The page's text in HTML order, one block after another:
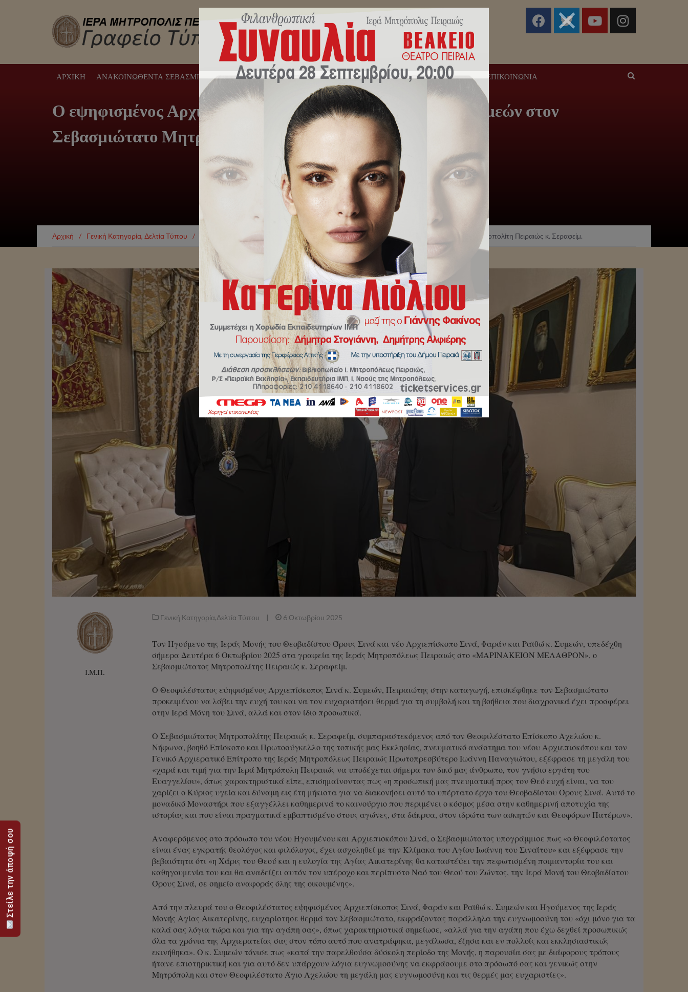
ΑΡΧΙΚΉ ΑΝΑΚΟΙΝΩΘΈΝΤΑ ΣΕΒΑΣΜΙΩΤΆΤΟΥ ΜΗΝΎΜΑΤΑ ΣΕΒΑΣΜΙΩΤΆΤΟΥ ΔΕΛΤΊΑ ΤΎΠΟΥ ΕΚΔΗΛΏΣΕΙΣ ΕΠΙΚΟΙΝΩΝΊΑ
Ο εψηφισμένος Αρχιεπίσκοπος Σινά, Φαράν και Ραϊθώ κ. Συμεών στον
Σεβασμιώτατο Μητροπολίτη Πειραιώς κ. Σεραφείμ.
Αρχική / Γενική Κατηγορία, Δελτία Τύπου / Ο εψηφισμένος Αρχιεπίσκοπος Σινά, Φαράν και Ραϊθώ κ. Συμεών στον Σεβασμιώτατο Μητροπολίτη Πειραιώς κ. Σεραφείμ.
Ι.Μ.Π.
Γενική Κατηγορία,Δελτία Τύπου | 6 Οκτωβρίου 2025
Τον Ηγούμενο της Ιεράς Μονής του Θεοβαδίστου Όρους Σινά και νέο Αρχιεπίσκοπο Σινά, Φαράν και Ραϊθώ κ. Συμεών, υπεδέχθη
σήμερα Δευτέρα 6 Οκτωβρίου 2025 στα γραφεία της Ιεράς Μητροπόλεως Πειραιώς στο «ΜΑΡΙΝΑΚΕΙΟΝ ΜΕΛΑΘΡΟΝ», ο
Σεβασμιώτατος Μητροπολίτης Πειραιώς κ. Σεραφείμ.
Ο Θεοφιλέστατος εψηφισμένος Αρχιεπίσκοπος Σινά κ. Συμεών, Πειραιώτης στην καταγωγή, επισκέφθηκε τον Σεβασμιώτατο
προκειμένου να λάβει την ευχή του και να τον ευχαριστήσει θερμά για τη συμβολή και τη βοήθεια που διαχρονικά έχει προσφέρει
στην Ιερά Μόνη του Σινά, αλλά και στον ίδιο προσωπικά.
Ο Σεβασμιώτατος Μητροπολίτης Πειραιώς κ. Σεραφείμ, συμπαραστεκόμενος από τον Θεοφιλέστατο Επίσκοπο Αχελώου κ.
Νήφωνα, βοηθό Επίσκοπο και Πρωτοσύγκελλο της τοπικής μας Εκκλησίας, πνευματικό ανάστημα του νέου Αρχιεπισκόπου και τον
Γενικό Αρχιερατικό Επίτροπο της Ιεράς Μητροπόλεως Πειραιώς Πρωτοπρεσβύτερο Ιωάννη Παναγιώτου, εξέφρασε τη μεγάλη του
«χαρά και τιμή για την Ιερά Μητρόπολη Πειραιώς να υποδέχεται σήμερα τον δικό μας άνθρωπο, τον γνήσιο εργάτη του
Ευαγγελίου», όπως χαρακτηριστικά είπε, επισημαίνοντας πως «η προσωπική μας πνευματική προς τον Θεό ευχή είναι, να του
χαρίζει ο Κύριος υγεία και δύναμη εις έτη μήκιστα για να διακονήσει αυτό το υπέρτατο έργο του Θεοβαδίστου Όρους Σινά. Αυτό το
μοναδικό Μοναστήρι που εξαγγέλλει καθημερινά το καινούργιο που περιμένει ο κόσμος μέσα στην καθημερινή αποτυχία της
ιστορίας και που είναι πραγματικά εμβαπτισμένο στους αγώνες, στα δάκρυα, στον ιδρώτα των ασκητών και Θεοφόρων Πατέρων».
Αναφερόμενος στο πρόσωπο του νέου Ηγουμένου και Αρχιεπισκόπου Σινά, ο Σεβασμιώτατος υπογράμμισε πως «ο Θεοφιλέστατος
είναι ένας εγκρατής θεολόγος και φιλόλογος, έχει ασχοληθεί με την Κλίμακα του Αγίου Ιωάννη του Σιναΐτου» και εξέφρασε την
βεβαιότητα ότι «η Χάρις του Θεού και η ευλογία της Αγίας Αικατερίνης θα καταστέψει την πεφωτισμένη ποιμαντορία του και
καθηγουμενία του και θα αναδείξει αυτόν τον υπέροχο και περίπυστο Ναό του Θεού του Ζώντος, την Ιερά Μονή του Θεοβαδίστου
Όρους Σινά, σε σημείο αναφοράς όλης της οικουμένης».
Από την πλευρά του ο Θεοφιλέστατος εψηφισμένος Αρχιεπίσκοπος Σινά, Φαράν και Ραϊθώ κ. Συμεών και Ηγούμενος της Ιεράς
Μονής Αγίας Αικατερίνης, ευχαρίστησε θερμά τον Σεβασμιώτατο, εκφράζοντας παράλληλα την ευγνωμοσύνη του «όχι μόνο για τα
καλά σας λόγια τώρα και για την αγάπη σας», όπως χαρακτηριστικά σημείωσε, «αλλά για την αγάπη που έχω δεχθεί προσωπικώς
όλα τα χρόνια της Αρχιερατείας σας στον τόπο αυτό που ανατράφηκα, μεγάλωσα, έζησα και εν πολλοίς και εκκλησιαστικώς
εκινήθηκα». Ο κ. Συμεών τόνισε πως «κατά την παρελθούσα δύσκολη περίοδο της Μονής, η παρουσία σας με διάφορους τρόπους
ήτανε επιστηρικτική και για αυτό δεν υπάρχουν λόγια ευγνωμοσύνης να εκφράσουμε στο πρόσωπό σας και γενικώς στην
Μητρόπολη και στον Θεοφιλέστατο Άγιο Αχελώου τη μεγάλη μας ευγνωμοσύνη και τις θερμές μας ευχαριστίες».
Στείλε την άποψή σου